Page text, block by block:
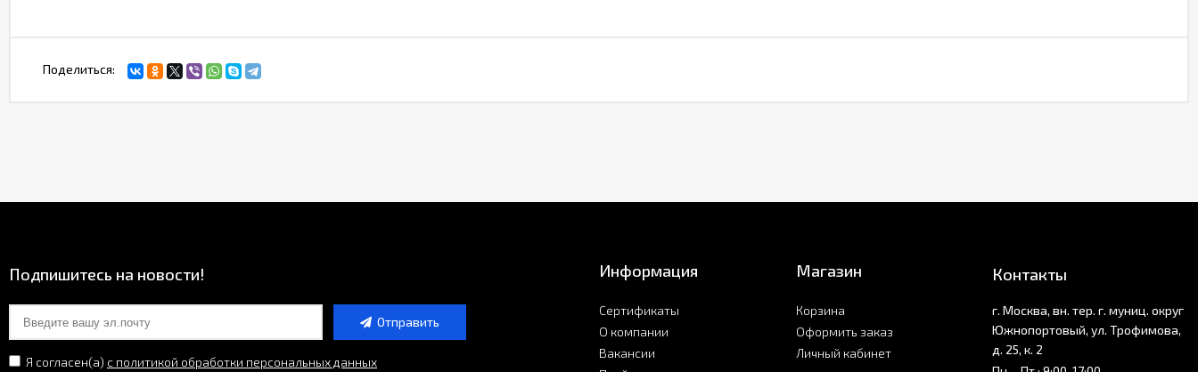
Поделиться:
Подпишитесь на новости!
Отправить
Я согласен(a) с политикой обработки персональных данных
Информация
Сертификаты
О компании
Вакансии
Магазин
Корзина
Оформить заказ
Личный кабинет
Контакты
г. Москва, вн. тер. г. муниц. округ
Южнопортовый, ул. Трофимова,
д. 25, к. 2